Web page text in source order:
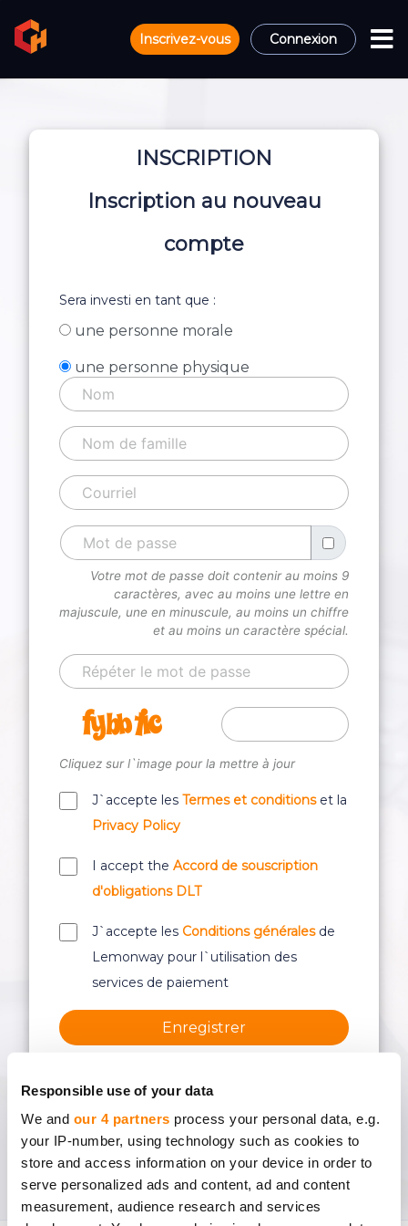
Responsible use of your data
We and our 4 partners process your personal data, e.g.
your IP-number, using technology such as cookies to
store and access information on your device in order to
serve personalized ads and content, ad and content
measurement, audience research and services
Inscrivez-vous Connexion
INSCRIPTION
Inscription au nouveau
compte
Sera investi en tant que :
une personne morale
une personne physique
Votre mot de passe doit contenir au moins 9
caractères, avec au moins une lettre en
majuscule, une en minuscule, au moins un chiffre
et au moins un caractère spécial.
Cliquez sur l`image pour la mettre à jour
J`accepte les Termes et conditionset la
Privacy Policy
I accept the Accord de souscription
d'obligations DLT
J`accepte les Conditions généralesde
Lemonway pour l`utilisation des
services de paiement
Enregistrer